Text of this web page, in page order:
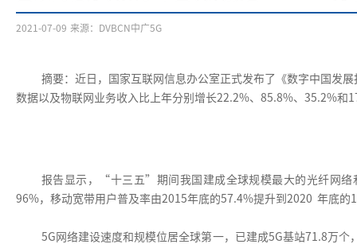
2021-07-09 来源：DVBCN中广5G
摘要：近日，国家互联网信息办公室正式发布了《数字中国发
数据以及物联网业务收入比上年分别增长22.2%、85.8%、35.2%和
报告显示，“十三五”期间我国建成全球规模最大的光纤网络
96%，移动宽带用户普及率由2015年底的57.4%提升到2020 年底
5G网络建设速度和规模位居全球第一，已建成5G基站71.8万